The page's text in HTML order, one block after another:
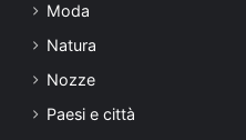
Moda
Natura
Nozze
Paesi e città